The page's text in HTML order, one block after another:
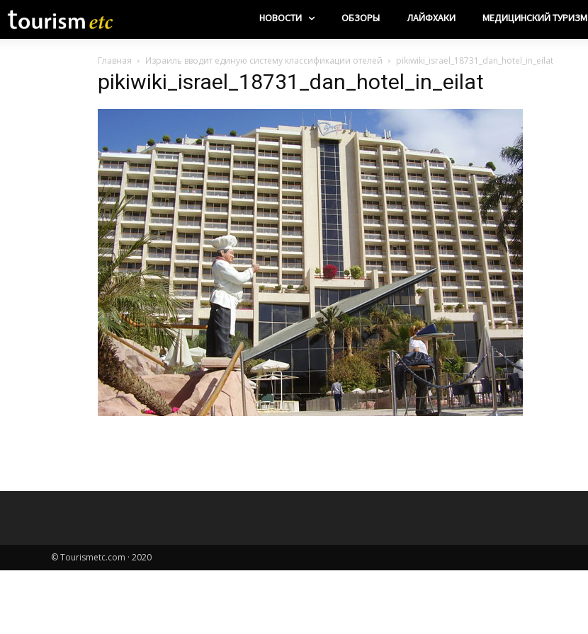
НОВОСТИ ОБЗОРЫ ЛАЙФХАКИ МЕДИЦИНСКИЙ ТУРИЗМ
Главная Израиль вводит единую систему классификации отелей pikiwiki_israel_18731_dan_hotel_in_eilat
pikiwiki_israel_18731_dan_hotel_in_eilat
© Tourismetc.com · 2020